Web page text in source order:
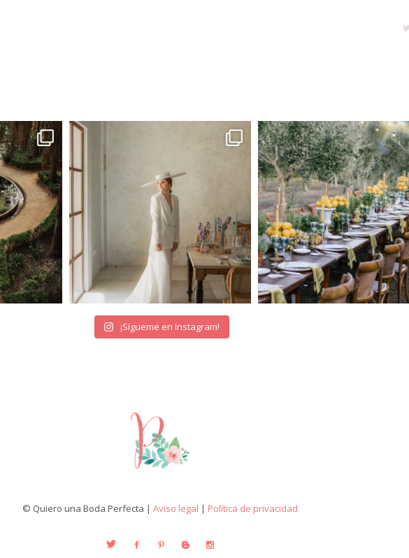
¡Sígueme en Instagram!
© Quiero una Boda Perfecta | Aviso legal | Política de privacidad